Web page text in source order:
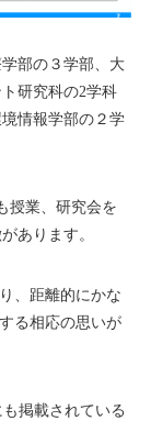
部の３学部、大
研究科の2学科
情報学部の２学
授業、研究会を
あります。
、距離的にかな
る相応の思いが
掲載されている